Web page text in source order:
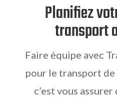
Planifiez
transport
Faire équipe avec
pour le transport de
c’est vous